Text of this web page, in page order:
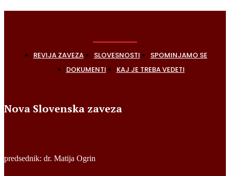
REVIJA ZAVEZA SLOVESNOSTI
SPOMINJAMO SE
DOKUMENTI
KAJ JE TREBA VEDETI
Nova Slovenska zaveza
predsednik: dr. Matija Ogrin